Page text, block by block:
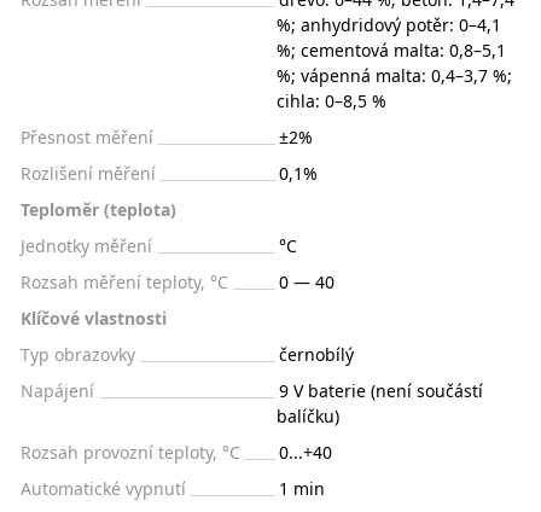
%; anhydridový potěr: 0–4,1
%; cementová malta: 0,8–5,1
%; vápenná malta: 0,4–3,7 %;
cihla: 0–8,5 %
Přesnost měření
±2%
Rozlišení měření
0,1%
Teploměr (teplota)
Jednotky měření
°C
Rozsah měření teploty, °С
0 — 40
Klíčové vlastnosti
Typ obrazovky
černobílý
Napájení
9 V baterie (není součástí
balíčku)
Rozsah provozní teploty, °C
0...+40
Automatické vypnutí
1 min